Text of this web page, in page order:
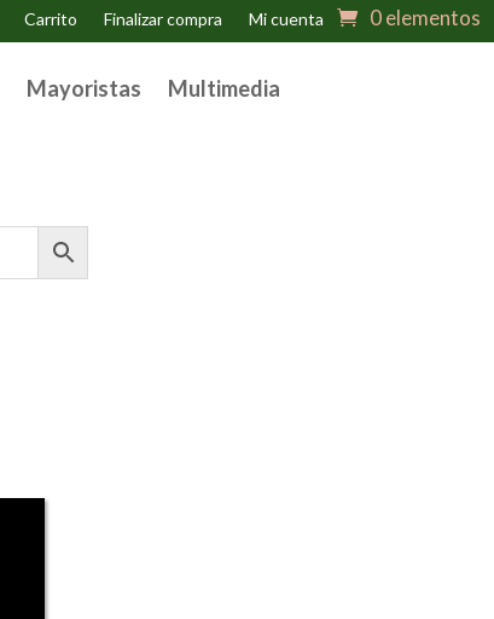
Carrito Finalizar compra Mi cuenta 0 elementos
Mayoristas Multimedia